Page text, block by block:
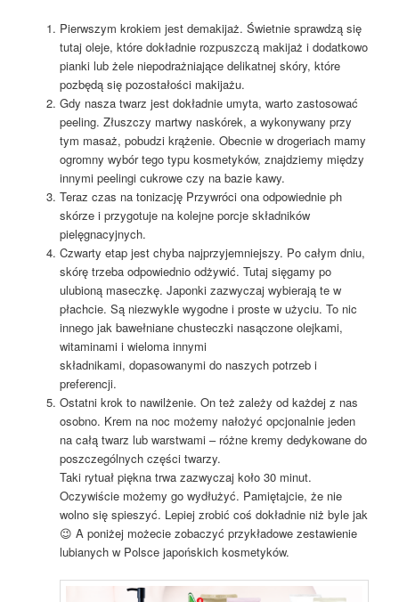
Pierwszym krokiem jest demakijaż. Świetnie sprawdzą się
tutaj oleje, które dokładnie rozpuszczą makijaż i dodatkowo
pianki lub żele niepodrażniające delikatnej skóry, które
pozbędą się pozostałości makijażu.
Gdy nasza twarz jest dokładnie umyta, warto zastosować
peeling. Złuszczy martwy naskórek, a wykonywany przy
tym masaż, pobudzi krążenie. Obecnie w drogeriach mamy
ogromny wybór tego typu kosmetyków, znajdziemy między
innymi peelingi cukrowe czy na bazie kawy.
Teraz czas na tonizację Przywróci ona odpowiednie ph
skórze i przygotuje na kolejne porcje składników
pielęgnacyjnych.
Czwarty etap jest chyba najprzyjemniejszy. Po całym dniu,
skórę trzeba odpowiednio odżywić. Tutaj sięgamy po
ulubioną maseczkę. Japonki zazwyczaj wybierają te w
płachcie. Są niezwykle wygodne i proste w użyciu. To nic
innego jak bawełniane chusteczki nasączone olejkami,
witaminami i wieloma innymi
składnikami, dopasowanymi do naszych potrzeb i
preferencji.
Ostatni krok to nawilżenie. On też zależy od każdej z nas
osobno. Krem na noc możemy nałożyć opcjonalnie jeden
na całą twarz lub warstwami – różne kremy dedykowane do
poszczególnych części twarzy.
Taki rytuał piękna trwa zazwyczaj koło 30 minut.
Oczywiście możemy go wydłużyć. Pamiętajcie, że nie
wolno się spieszyć. Lepiej zrobić coś dokładnie niż byle jak
😉 A poniżej możecie zobaczyć przykładowe zestawienie
lubianych w Polsce japońskich kosmetyków.